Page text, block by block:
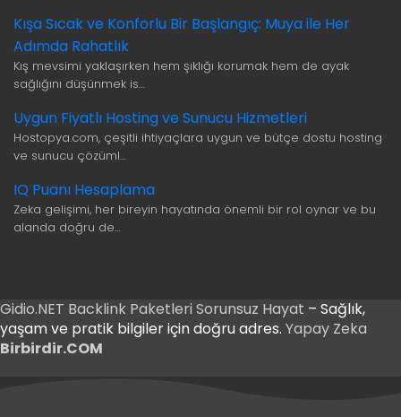
Kışa Sıcak ve Konforlu Bir Başlangıç: Muya ile Her
Adımda Rahatlık
Kış mevsimi yaklaşırken hem şıklığı korumak hem de ayak
sağlığını düşünmek is…
Uygun Fiyatlı Hosting ve Sunucu Hizmetleri
Hostopya.com, çeşitli ihtiyaçlara uygun ve bütçe dostu hosting
ve sunucu çözüml…
IQ Puanı Hesaplama
Zeka gelişimi, her bireyin hayatında önemli bir rol oynar ve bu
alanda doğru de…
Gidio.NET Backlink Paketleri Sorunsuz Hayat – Sağlık,
yaşam ve pratik bilgiler için doğru adres. Yapay Zeka
Birbirdir.COM